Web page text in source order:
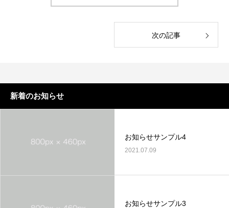
次の記事
新着のお知らせ
お知らせサンプル4
2021.07.09
お知らせサンプル3